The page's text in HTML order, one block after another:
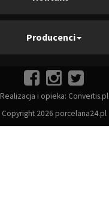
Producenci
Realizacja i opieka: Convertis.pl
Copyright 2026 porcelana24.pl